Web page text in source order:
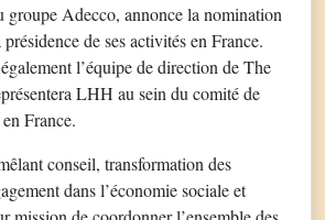
groupe Adecco, annonce la nomination
de ses activités en France.
l’équipe de direction de The
LHH au sein du comité de
France.
conseil, transformation des
dans l’économie sociale et